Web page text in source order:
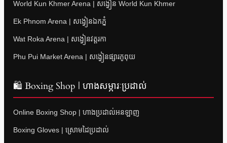
World Kun Khmer Arena | សង្វៀន World Kun Khmer
Ek Phnom Arena | សង្វៀនឯកភ្នំ
Wat Roka Arena | សង្វៀនវត្តរកា
Phu Pui Market Arena | សង្វៀនផ្សារភូពុយ
🛍 Boxing Shop | ហាងសម្ភារៈប្រដាល់
Online Boxing Shop | ហាងប្រដាល់អនឡាញ
Boxing Gloves | ស្រោមដៃប្រដាល់